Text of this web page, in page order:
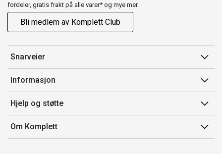
fordeler, gratis frakt på alle varer* og mye mer.
Bli medlem av Komplett Club
Snarveier
Min side
Ordreoversikt
Flex
Komplett Club
Informasjon
Salgsbetingelser
Medlemsvilkår for Komplett Club
Merker/produsent
Hjelp og støtte
Kontakt oss
Kundeservice
Om Komplett